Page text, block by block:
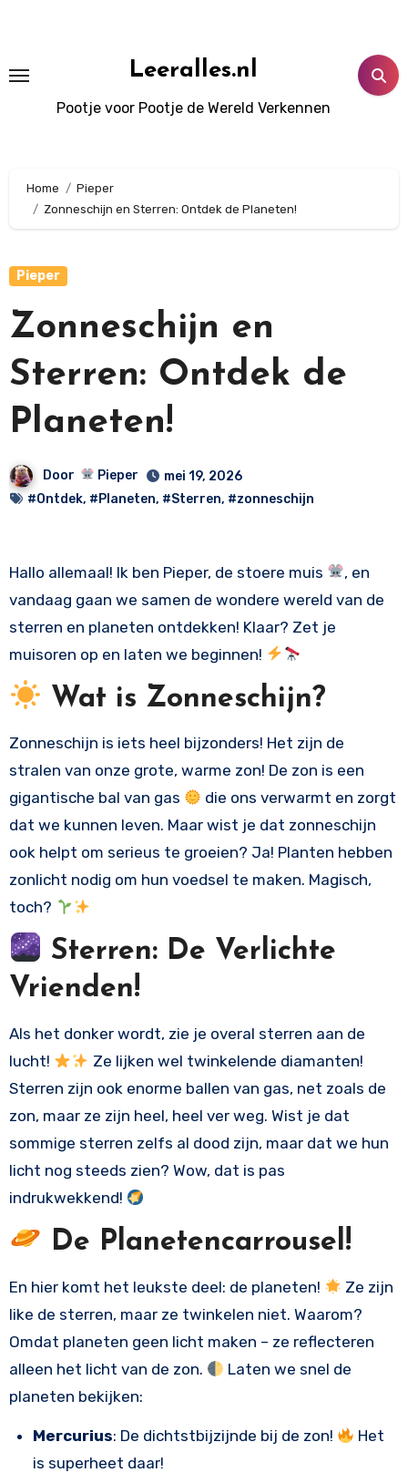
Leeralles.nl
Pootje voor Pootje de Wereld Verkennen
Home
Pieper
Zonneschijn en Sterren: Ontdek de Planeten!
Pieper
Zonneschijn en
Sterren: Ontdek de
Planeten!
Door Pieper
mei 19, 2026
#Ontdek, #Planeten, #Sterren, #zonneschijn
Hallo allemaal! Ik ben Pieper, de stoere muis
, en
vandaag gaan we samen de wondere wereld van de
sterren en planeten ontdekken! Klaar? Zet je
muisoren op en laten we beginnen!
Wat is Zonneschijn?
Zonneschijn is iets heel bijzonders! Het zijn de
stralen van onze grote, warme zon! De zon is een
gigantische bal van gas
die ons verwarmt en zorgt
dat we kunnen leven. Maar wist je dat zonneschijn
ook helpt om serieus te groeien? Ja! Planten hebben
zonlicht nodig om hun voedsel te maken. Magisch,
toch?
Sterren: De Verlichte
Vrienden!
Als het donker wordt, zie je overal sterren aan de
lucht!
Ze lijken wel twinkelende diamanten!
Sterren zijn ook enorme ballen van gas, net zoals de
zon, maar ze zijn heel, heel ver weg. Wist je dat
sommige sterren zelfs al dood zijn, maar dat we hun
licht nog steeds zien? Wow, dat is pas
indrukwekkend!
De Planetencarrousel!
En hier komt het leukste deel: de planeten!
Ze zijn
like de sterren, maar ze twinkelen niet. Waarom?
Omdat planeten geen licht maken – ze reflecteren
alleen het licht van de zon.
Laten we snel de
planeten bekijken:
Mercurius: De dichtstbijzijnde bij de zon!
Het
is superheet daar!